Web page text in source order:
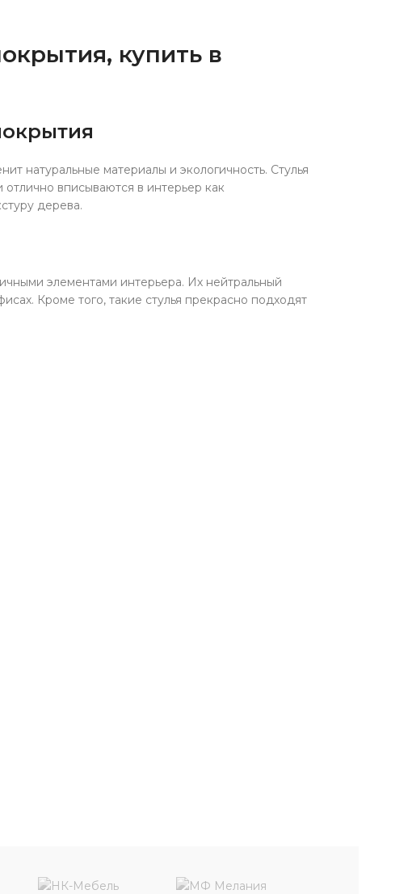
купить в
натуральные материалы и экологичность. Стулья
вписываются в интерьер как
дерева.
элементами интерьера. Их нейтральный
Кроме того, такие стулья прекрасно подходят